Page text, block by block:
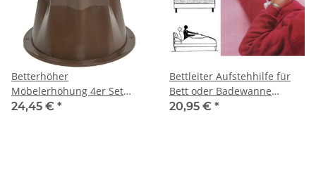
Betterhöher
Möbelerhöhung 4er Set
Kunststoff braun 8 - 13 cm
24,45 € *
Bettleiter Aufstehhilfe für
Bett oder Badewanne
Aufrichtehilfe
20,95 € *